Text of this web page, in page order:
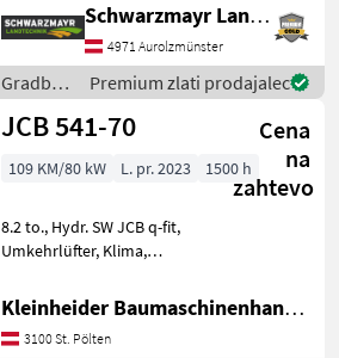
vilicami dolžine 120 cm - z 2
premikalnimi cilindri - z
nosiln
Schwarzmayr Landtechnik GmbH - Aurolzmünster
4971 Aurolzmünster
Gradbeni
stroji /
JCB
Premium zlati prodajalec
JCB 541-70
Cena
na
zahtevo
109 KM/80 kW L. pr. 2023 1500 h
8.2 to., Hydr. SW JCB q-fit,
Umkehrlüfter, Klima,
Tele und 3. Kreis, 80l/min
Zusatzhydraulik
Zahnradpumpe, 1, 2 m3
Kleinheider Baumaschinenhandel GmbH.
3100 St. Pölten